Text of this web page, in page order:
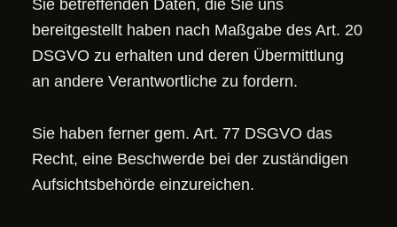
Sie betreffenden Daten, die Sie uns
bereitgestellt haben nach Maßgabe des Art. 20
DSGVO zu erhalten und deren Übermittlung
an andere Verantwortliche zu fordern.
Sie haben ferner gem. Art. 77 DSGVO das
Recht, eine Beschwerde bei der zuständigen
Aufsichtsbehörde einzureichen.